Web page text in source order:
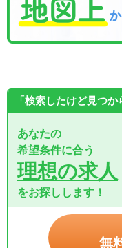
「検索したけど見つか
あなたの
希望条件に合う
理想の求人
をお探しします！
無